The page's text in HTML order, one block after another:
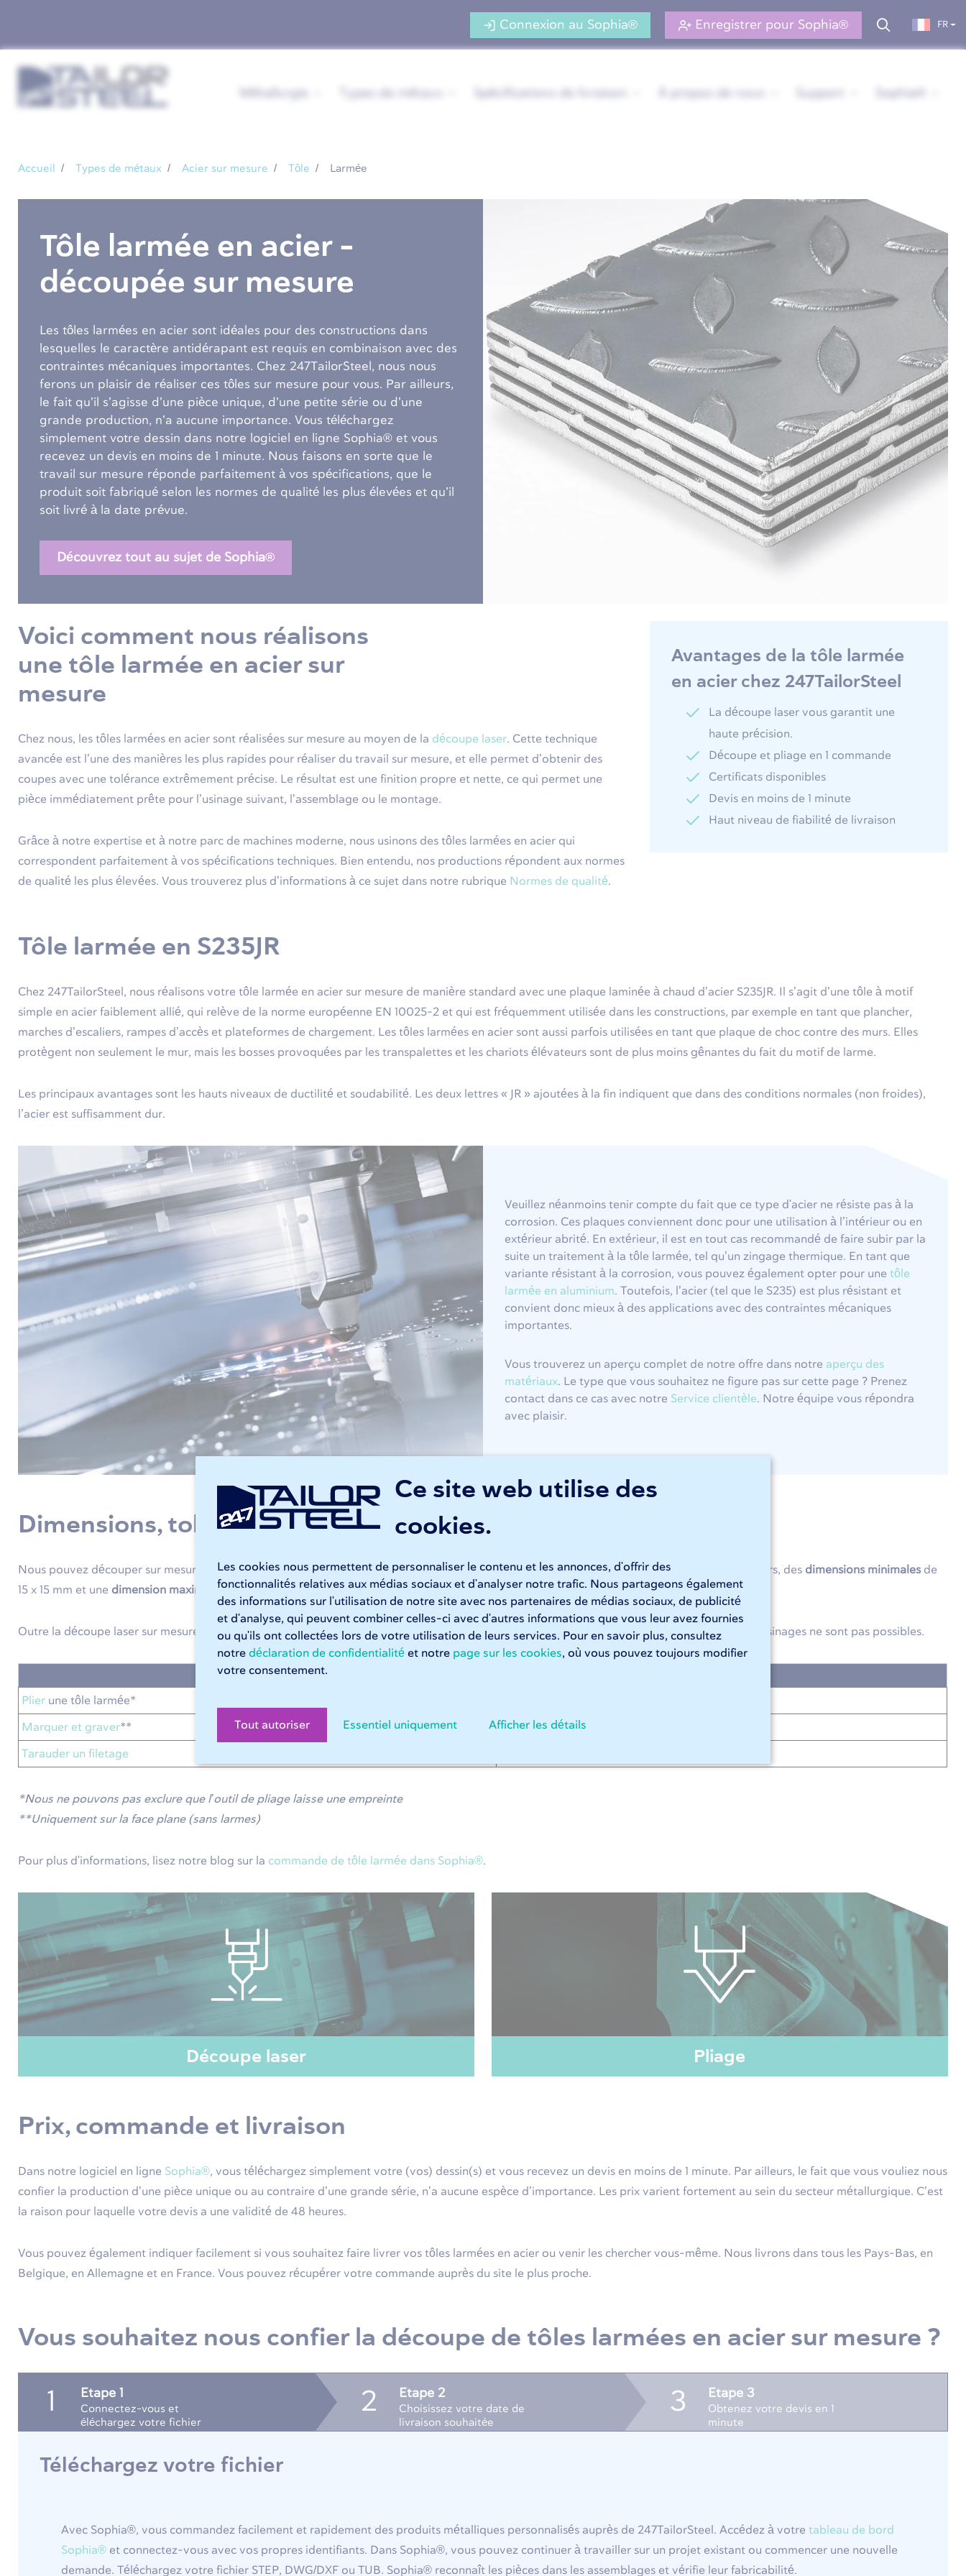
Ce site web utilise des
cookies.
Les cookies nous permettent de personnaliser le contenu et les annonces, d'offrir des
fonctionnalités relatives aux médias sociaux et d'analyser notre trafic. Nous partageons également
des informations sur l'utilisation de notre site avec nos partenaires de médias sociaux, de publicité
et d'analyse, qui peuvent combiner celles-ci avec d'autres informations que vous leur avez fournies
ou qu'ils ont collectées lors de votre utilisation de leurs services. Pour en savoir plus, consultez
notre déclaration de confidentialité et notre page sur les cookies, où vous pouvez toujours modifier
votre consentement.
Tout autoriser Essentiel uniquement Afficher les détails
Connexion au Sophia® Enregistrer pour Sophia® FR
Accueil Types de métaux Acier sur mesure Tôle Larmée
Tôle larmée en acier -
découpée sur mesure
Les tôles larmées en acier sont idéales pour des constructions dans
lesquelles le caractère antidérapant est requis en combinaison avec des
contraintes mécaniques importantes. Chez 247TailorSteel, nous nous
ferons un plaisir de réaliser ces tôles sur mesure pour vous. Par ailleurs,
le fait qu’il s’agisse d’une pièce unique, d’une petite série ou d’une
grande production, n’a aucune importance. Vous téléchargez
simplement votre dessin dans notre logiciel en ligne Sophia® et vous
recevez un devis en moins de 1 minute. Nous faisons en sorte que le
travail sur mesure réponde parfaitement à vos spécifications, que le
produit soit fabriqué selon les normes de qualité les plus élevées et qu’il
soit livré à la date prévue.
Découvrez tout au sujet de Sophia®
Voici comment nous réalisons
une tôle larmée en acier sur
mesure
Chez nous, les tôles larmées en acier sont réalisées sur mesure au moyen de la découpe laser. Cette technique
avancée est l’une des manières les plus rapides pour réaliser du travail sur mesure, et elle permet d’obtenir des
coupes avec une tolérance extrêmement précise. Le résultat est une finition propre et nette, ce qui permet une
pièce immédiatement prête pour l’usinage suivant, l’assemblage ou le montage.
Grâce à notre expertise et à notre parc de machines moderne, nous usinons des tôles larmées en acier qui
correspondent parfaitement à vos spécifications techniques. Bien entendu, nos productions répondent aux normes
de qualité les plus élevées. Vous trouverez plus d’informations à ce sujet dans notre rubrique Normes de qualité.
Avantages de la tôle larmée
en acier chez 247TailorSteel
La découpe laser vous garantit une
haute précision.
Découpe et pliage en 1 commande
Certificats disponibles
Devis en moins de 1 minute
Haut niveau de fiabilité de livraison
Tôle larmée en S235JR
Chez 247TailorSteel, nous réalisons votre tôle larmée en acier sur mesure de manière standard avec une plaque laminée à chaud d’acier S235JR. Il s’agit d’une tôle à motif
simple en acier faiblement allié, qui relève de la norme européenne EN 10025-2 et qui est fréquemment utilisée dans les constructions, par exemple en tant que plancher,
marches d’escaliers, rampes d’accès et plateformes de chargement. Les tôles larmées en acier sont aussi parfois utilisées en tant que plaque de choc contre des murs. Elles
protègent non seulement le mur, mais les bosses provoquées par les transpalettes et les chariots élévateurs sont de plus moins gênantes du fait du motif de larme.
Les principaux avantages sont les hauts niveaux de ductilité et soudabilité. Les deux lettres « JR » ajoutées à la fin indiquent que dans des conditions normales (non froides),
l’acier est suffisamment dur.
Veuillez néanmoins tenir compte du fait que ce type d'acier ne résiste pas à la
corrosion. Ces plaques conviennent donc pour une utilisation à l’intérieur ou en
extérieur abrité. En extérieur, il est en tout cas recommandé de faire subir par la
suite un traitement à la tôle larmée, tel qu’un zingage thermique. En tant que
variante résistant à la corrosion, vous pouvez également opter pour une tôle
larmée en aluminium. Toutefois, l’acier (tel que le S235) est plus résistant et
convient donc mieux à des applications avec des contraintes mécaniques
importantes.
Vous trouverez un aperçu complet de notre offre dans notre aperçu des
matériaux. Le type que vous souhaitez ne figure pas sur cette page ? Prenez
contact dans ce cas avec notre Service clientèle. Notre équipe vous répondra
avec plaisir.
Dimensions, tolérances et usinages
Nous pouvez découper sur mesure des tôles larmées en acier d’uneépaisseurde 4 / 6 mm (4 mm sans larme, 6 mm larme comprise). Par ailleurs, des dimensions minimalesde
15 x 15 mm et une dimension maximalede 2 980 x 1 480 mm s’appliquent. Notre travail sur mesure se situe dans les limites deces tolérances
Outre la découpe laser sur mesure de vos tôles larmées en acier, nous pouvons également les usiner de manières complémentaires. Certains usinages ne sont pas possibles.
Possible
Plier une tôle larmée*
Marquer et graver**
Tarauder un filetage
*Nous ne pouvons pas exclure que l’outil de pliage laisse une empreinte
**Uniquement sur la face plane (sans larmes)
Pour plus d'informations, lisez notre blog sur la commande de tôle larmée dans Sophia®.
Découpe laser Pliage
Prix, commande et livraison
Dans notre logiciel en ligne Sophia®, vous téléchargez simplement votre (vos) dessin(s) et vous recevez un devis en moins de 1 minute. Par ailleurs, le fait que vous vouliez nous
confier la production d’une pièce unique ou au contraire d’une grande série, n’a aucune espèce d’importance. Les prix varient fortement au sein du secteur métallurgique. C’est
la raison pour laquelle votre devis a une validité de 48 heures.
Vous pouvez également indiquer facilement si vous souhaitez faire livrer vos tôles larmées en acier ou venir les chercher vous-même. Nous livrons dans tous les Pays-Bas, en
Belgique, en Allemagne et en France. Vous pouvez récupérer votre commande auprès du site le plus proche.
Vous souhaitez nous confier la découpe de tôles larmées en acier sur mesure ?
1 Etape 1
Connectez-vous et
éléchargez votre fichier
2 Etape 2
Choisissez votre date de
livraison souhaitée
3 Etape 3
Obtenez votre devis en 1
minute
Téléchargez votre fichier
Avec Sophia®, vous commandez facilement et rapidement des produits métalliques personnalisés auprès de 247TailorSteel. Accédez à votre tableau de bord
Sophia® et connectez-vous avec vos propres identifiants. Dans Sophia®, vous pouvez continuer à travailler sur un projet existant ou commencer une nouvelle
demande. Téléchargez votre fichier STEP, DWG/DXF ou TUB. Sophia® reconnaît les pièces dans les assemblages et vérifie leur fabricabilité.